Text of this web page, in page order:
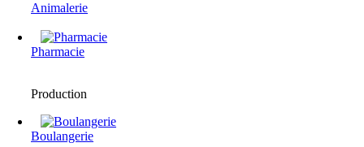
Animalerie
Pharmacie
Production
Boulangerie